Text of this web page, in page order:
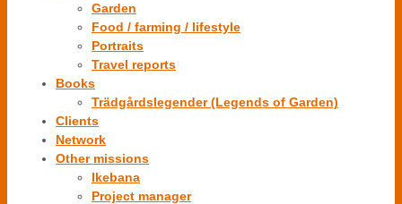
Garden
Food / farming / lifestyle
Portraits
Travel reports
Books
Trädgårdslegender (Legends of Garden)
Clients
Network
Other missions
Ikebana
Project manager